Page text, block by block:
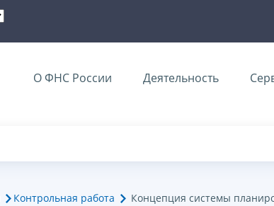
О ФНС России Деятельность
Контрольная работа Концепция системы